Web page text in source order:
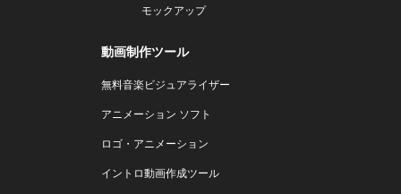
モックアップ
動画制作ツール
無料音楽ビジュアライザー
アニメーション ソフト
ロゴ・アニメーション
イントロ動画作成ツール